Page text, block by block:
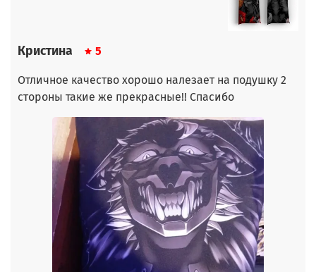
Кристина 5
Отличное качество хорошо налезает на подушку 2
стороны такие же прекрасные!! Спасибо